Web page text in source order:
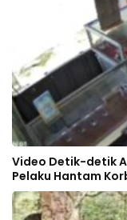
Video Detik-detik
Pelaku Hantam